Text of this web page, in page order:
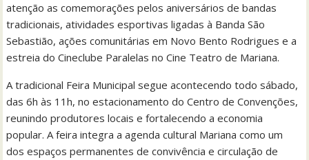
atenção as comemorações pelos aniversários de bandas
tradicionais, atividades esportivas ligadas à Banda São
Sebastião, ações comunitárias em Novo Bento Rodrigues e a
estreia do Cineclube Paralelas no Cine Teatro de Mariana.
A tradicional Feira Municipal segue acontecendo todo sábado,
das 6h às 11h, no estacionamento do Centro de Convenções,
reunindo produtores locais e fortalecendo a economia
popular. A feira integra a agenda cultural Mariana como um
dos espaços permanentes de convivência e circulação de